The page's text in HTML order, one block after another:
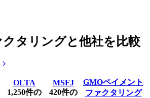
タリングと他社を比較
OLTA
1,250件の
MSFJ
420件の
GMOペイメント
ファクタリング